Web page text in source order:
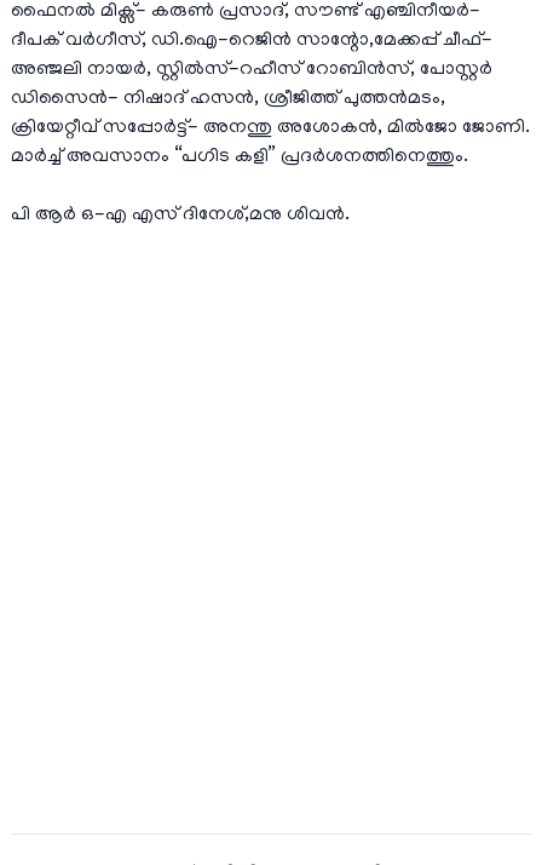
ഫൈനൽ മിക്സ്- കരുൺ പ്രസാദ്, സൗണ്ട് എഞ്ചിനീയർ-
ദീപക് വർഗീസ്, ഡി.ഐ-റെജിൻ സാന്റോ,മേക്കപ്പ് ചീഫ്-
അഞ്ജലി നായർ, സ്റ്റിൽസ്-റഹീസ് റോബിൻസ്, പോസ്റ്റർ
ഡിസൈൻ- നിഷാദ് ഹസൻ, ശ്രീജിത്ത് പുത്തൻമടം,
ക്രിയേറ്റീവ് സപ്പോർട്ട്- അനന്തു അശോകൻ, മിൽജോ ജോണി.
മാർച്ച് അവസാനം “പഗിട കളി” പ്രദർശനത്തിനെത്തും.
പി ആർ ഒ-എ എസ് ദിനേശ്,മനു ശിവൻ.